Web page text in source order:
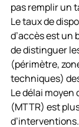
pas remplir un
Le taux de
d’accès est un
de distinguer
(périmètre,
techniques)
Le délai moyen
(MTTR) est